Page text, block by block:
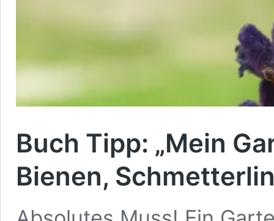
Buch Tipp: „Mein
Bienen,